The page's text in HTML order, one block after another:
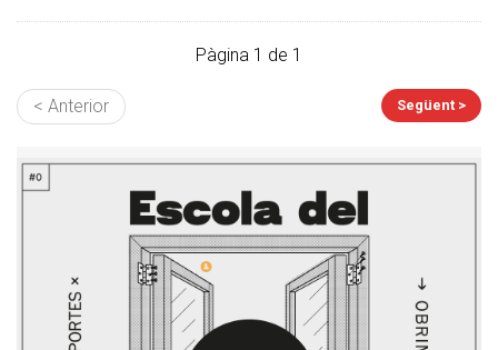
Pàgina 1 de 1
< Anterior Següent >